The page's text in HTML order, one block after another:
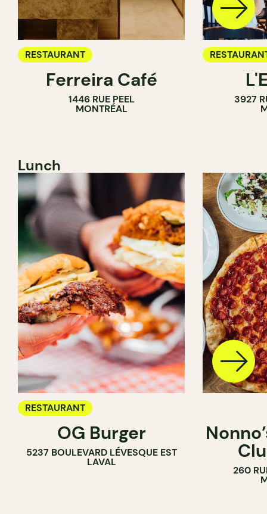
RESTAURANT
Ferreira Café
1446 RUE PEEL
MONTRÉAL
3927
Lunch
RESTAURANT
OG Burger
5237 BOULEVARD LÉVESQUE EST
LAVAL
260